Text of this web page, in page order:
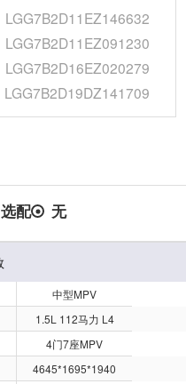
LGG7B2D11EZ146632
LGG7B2D11EZ091230
LGG7B2D16EZ020279
LGG7B2D19DZ141709
选配 无
中型MPV
1.5L 112马力 L4
4门7座MPV
4645*1695*1940